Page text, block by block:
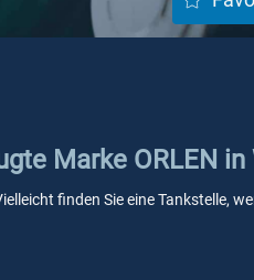
Marke ORLEN
finden Sie eine Tankstelle,